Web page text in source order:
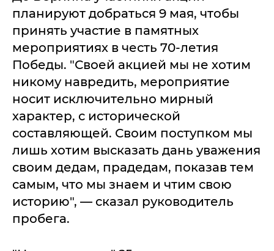
планируют добраться 9 мая, чтобы
принять участие в памятных
мероприятиях в честь 70-летия
Победы. "Своей акцией мы не хотим
никому навредить, мероприятие
носит исключительно мирный
характер, с исторической
составляющей. Своим поступком мы
лишь хотим высказать дань уважения
своим дедам, прадедам, показав тем
самым, что мы знаем и чтим свою
историю", — сказал руководитель
пробега.